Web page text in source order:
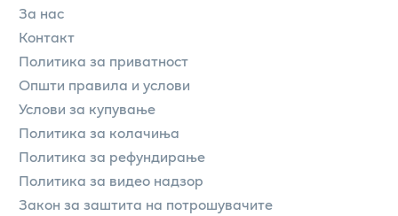
За нас
Контакт
Политика за приватност
Општи правила и услови
Услови за купување
Политика за колачиња
Политика за рефундирање
Политика за видео надзор
Закон за заштита на потрошувачите